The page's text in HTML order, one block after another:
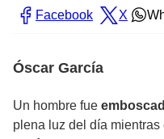
Facebook X
Óscar García
Un hombre fue
plena luz del día